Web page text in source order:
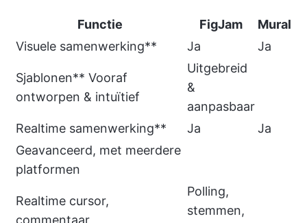
Functie FigJam
Mural
Visuele samenwerking**
Ja Ja
Sjablonen** Vooraf
ontworpen & intuïtief
Uitgebreid
&
aanpasbaar
Realtime samenwerking**
Ja
Ja
Geavanceerd, met meerdere
platformen
Realtime cursor,
commentaar
Polling,
stemmen,